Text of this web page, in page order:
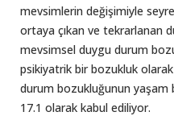
mevsimlerin değişimiyle
ortaya çıkan ve tekrarlanan
mevsimsel duygu durum
psikiyatrik bir bozukluk
durum bozukluğunun yaşam
17.1 olarak kabul ediliyor.